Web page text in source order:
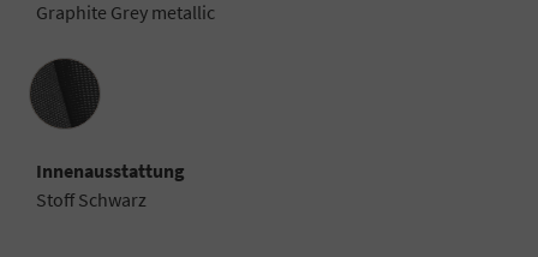
Graphite Grey metallic
Innenausstattung
Innenausstattung
Stoff Schwarz